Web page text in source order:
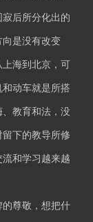
后所分化出的
是没有改变
海到北京，可
动车就是所搭
教育和法，没
下的教导所修
和学习越来越
尊敬，想把什